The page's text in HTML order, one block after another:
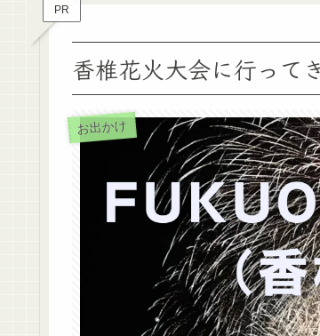
PR
香椎花火大会に行って
お出かけ